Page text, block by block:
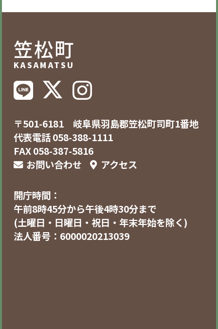
笠松町
KASAMATSU
〒501-6181 岐阜県羽島郡笠松町司町1番地
代表電話 058-388-1111
FAX 058-387-5816
お問い合わせ
アクセス
開庁時間：
午前8時45分から午後4時30分まで
(土曜日・日曜日・祝日・年末年始を除く)
法人番号：6000020213039